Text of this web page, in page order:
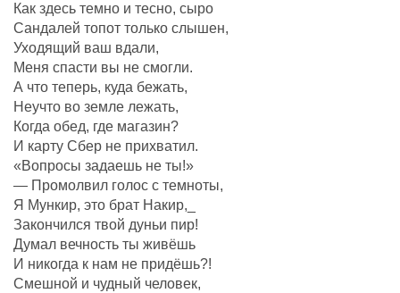
Как здесь темно и тесно, сыро
Сандалей топот только слышен,
Уходящий ваш вдали,
Меня спасти вы не смогли.
А что теперь, куда бежать,
Неучто во земле лежать,
Когда обед, где магазин?
И карту Сбер не прихватил.
«Вопросы задаешь не ты!»
— Промолвил голос с темноты,
Я Мункир, это брат Накир,_
Закончился твой дуньи пир!
Думал вечность ты живёшь
И никогда к нам не придёшь?!
Смешной и чудный человек,